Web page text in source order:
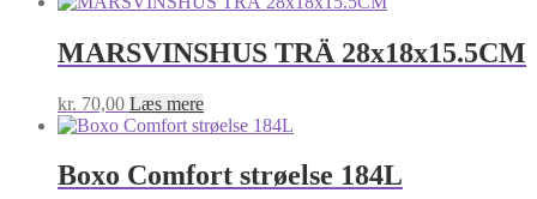
MARSVINSHUS TRÄ 28x18x15.5CM
kr. 70,00 Læs mere
Boxo Comfort strøelse 184L